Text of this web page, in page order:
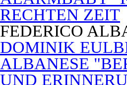
RECHTEN ZEIT
FEDERICO
DOMINIK
ALBANESE
UND